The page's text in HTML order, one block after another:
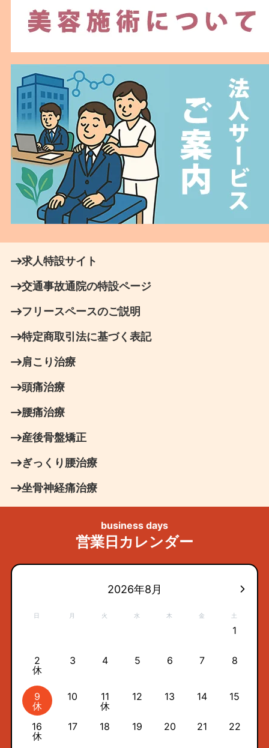
求人特設サイト
交通事故通院の特設ページ
フリースペースのご説明
特定商取引法に基づく表記
肩こり治療
頭痛治療
腰痛治療
産後骨盤矯正
ぎっくり腰治療
坐骨神経痛治療
営業日カレンダー
business days
2026年8月
日 月 火 水 木 金 土
1
2
休
3 4 5 6 7 8
9
休
10
11
休
12 13 14 15
16
休
17 18 19 20 21 22